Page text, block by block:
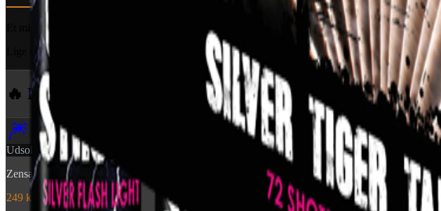
Et mindre 25-skuds batteri med 25 mm rør fra Pyroshow.
Lige ud af landevejen og uden dikkedarer. Afskyder 25 skud med krosetter i en klar, Orange farve.
🔥 Flere produkter fra Pyroshow
🎆
Udsolgt
Zensation: Brocade Crown
249 kr.